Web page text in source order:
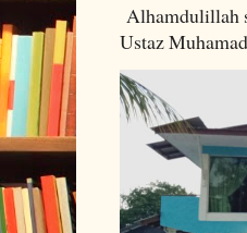
Alhamdulillah
Ustaz